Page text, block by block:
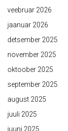
veebruar 2026
jaanuar 2026
detsember 2025
november 2025
oktoober 2025
september 2025
august 2025
juuli 2025
juuni 2025